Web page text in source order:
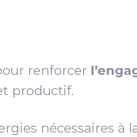
renforcer
productif.
nécessaires à